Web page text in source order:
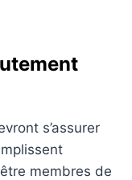
s’assurer
membres de